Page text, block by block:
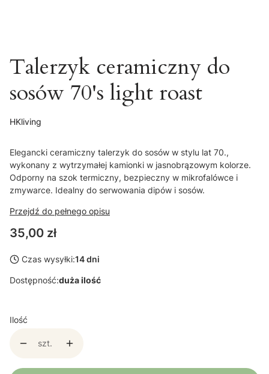
Talerzyk ceramiczny do
sosów 70's light roast
HKliving
Elegancki ceramiczny talerzyk do sosów w stylu lat 70.,
wykonany z wytrzymałej kamionki w jasnobrązowym kolorze.
Odporny na szok termiczny, bezpieczny w mikrofalówce i
zmywarce. Idealny do serwowania dipów i sosów.
Przejdź do pełnego opisu
Cena
35,00 zł
Czas wysyłki:14 dni
Dostępność:duża ilość
Ilość
szt.